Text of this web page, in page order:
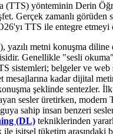
(TTS) yönteminin Derin
Gerçek zamanlı görüden
TTS ile entegre etmeyi
yazılı metni konuşma diline
Genellikle "sesli
sistemleri; belgeler ve web
mesajlarına kadar dijital
şeklinde sentezler.
sesler üretirken, modern
sahip insan benzeri
(DL) tekniklerinden
işitsel tüketim arasındaki